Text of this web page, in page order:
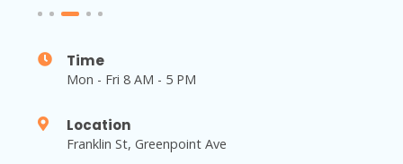
Time
Mon - Fri 8 AM - 5 PM
Location
Franklin St, Greenpoint Ave